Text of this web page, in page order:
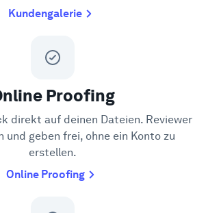
Kundengalerie
Proofing
direkt auf deinen Dateien. Reviewer
und geben frei, ohne ein Konto zu
erstellen.
Online Proofing